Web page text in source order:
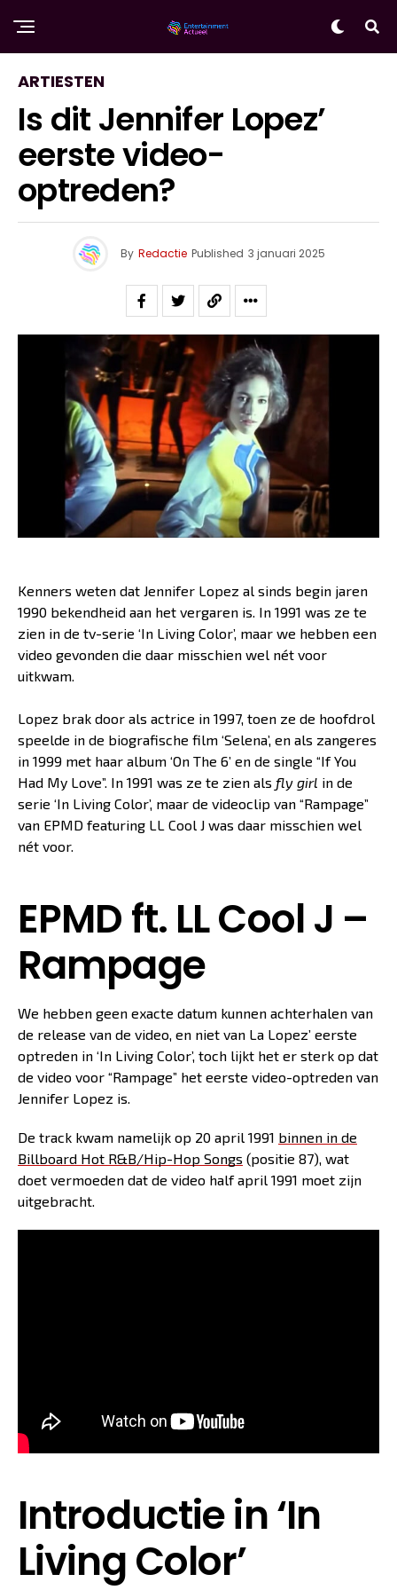
ARTIESTEN
Is dit Jennifer Lopez’
eerste video-
optreden?
By Redactie Published 3 januari 2025
Kenners weten dat Jennifer Lopez al sinds begin jaren
1990 bekendheid aan het vergaren is. In 1991 was ze te
zien in de tv-serie ‘In Living Color’, maar we hebben een
video gevonden die daar misschien wel nét voor
uitkwam.
Lopez brak door als actrice in 1997, toen ze de hoofdrol
speelde in de biografische film ‘Selena’, en als zangeres
in 1999 met haar album ‘On The 6’ en de single “If You
Had My Love”. In 1991 was ze te zien als fly girl in de
serie ‘In Living Color’, maar de videoclip van “Rampage”
van EPMD featuring LL Cool J was daar misschien wel
nét voor.
EPMD ft. LL Cool J –
Rampage
We hebben geen exacte datum kunnen achterhalen van
de release van de video, en niet van La Lopez’ eerste
optreden in ‘In Living Color’, toch lijkt het er sterk op dat
de video voor “Rampage” het eerste video-optreden van
Jennifer Lopez is.
De track kwam namelijk op 20 april 1991 binnen in de
Billboard Hot R&B/Hip-Hop Songs (positie 87), wat
doet vermoeden dat de video half april 1991 moet zijn
uitgebracht.
Introductie in ‘In
Living Color’